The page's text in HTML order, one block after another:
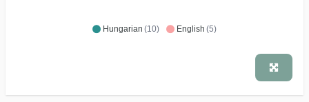
Hungarian (10) English (5)